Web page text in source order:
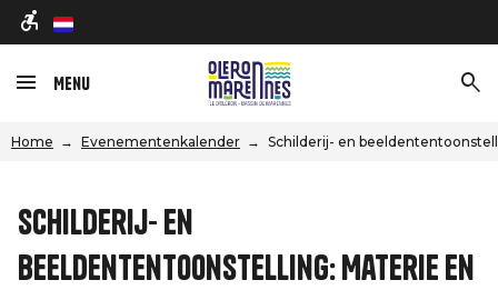
nl
Menu
Home Evenementenkalender Schilderij- en
Schilderij- en
beeldententoonstelling: Materie en